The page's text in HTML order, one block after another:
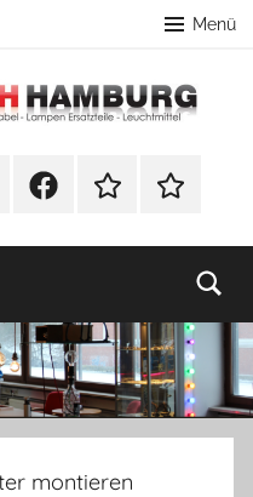
Menü
FacebookTikTok Webshop
montieren